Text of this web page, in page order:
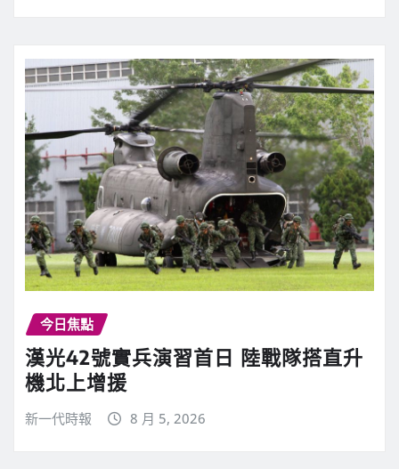
今日焦點
漢光42號實兵演習首日 陸戰隊搭直升
機北上增援
新一代時報 8 月 5, 2026